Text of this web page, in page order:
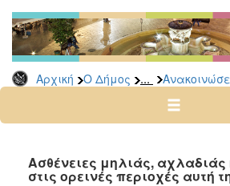
Αρχική Ο Δήμος ...
Υπηρεσίες
&
Φορείς
Δημοτικές
Υπηρεσίες
Ηλεκτρονική
Διακυβέρνηση
Ασθένειες μηλιάς, αχλαδιάς
στις ορεινές περιοχές αυτή